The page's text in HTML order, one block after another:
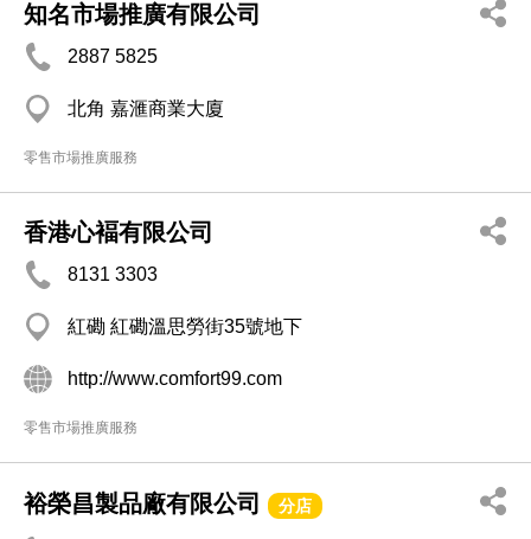
知名市場推廣有限公司
2887 5825
北角 嘉滙商業大廈
零售市場推廣服務
香港心褔有限公司
8131 3303
紅磡 紅磡溫思勞街35號地下
http://www.comfort99.com
零售市場推廣服務
裕榮昌製品廠有限公司 分店